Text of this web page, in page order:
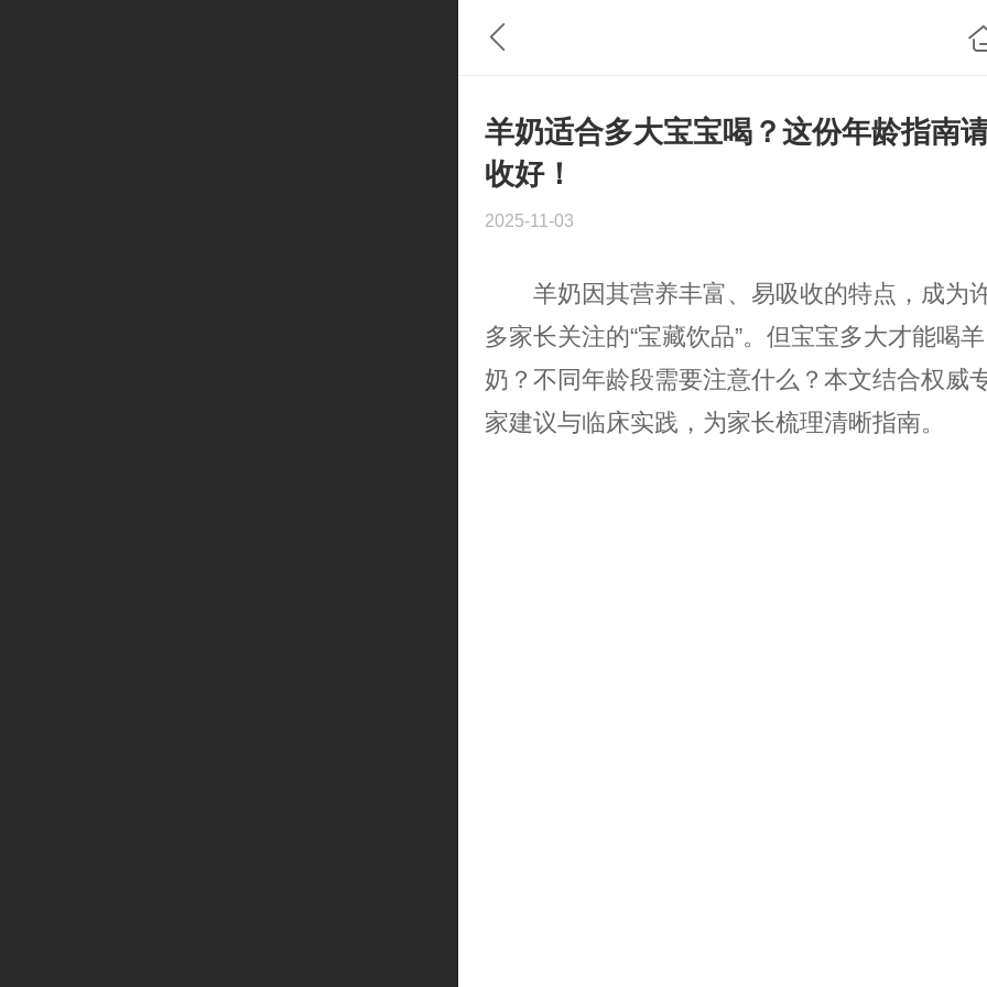
羊奶适合多大宝宝喝？这份年龄指南
收好！
2025-11-03
羊奶因其营养丰富、易吸收的特点，成为
多家长关注的“宝藏饮品”。但宝宝多大才能喝羊
奶？不同年龄段需要注意什么？本文结合权威
家建议与临床实践，为家长梳理清晰指南。